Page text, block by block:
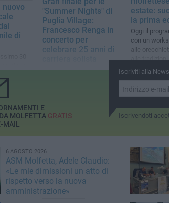
nuovo
di
"Summer Nights" di
Puglia Village:
Francesco Renga in
concerto per
celebrare 25 anni di
Il 24 luglio alle ore 21.00
cala il sipario sulla rassegna
estate:
la prima
Oggi il
con un
alle
alle
Iscriviti alla
Iscrivendoti
E
MOLFETTA GRATIS
MAIL
6 AGOSTO 2026
ASM Molfetta, Adele Claudio:
«Le mie dimissioni un atto di
rispetto verso la nuova
amministrazione»